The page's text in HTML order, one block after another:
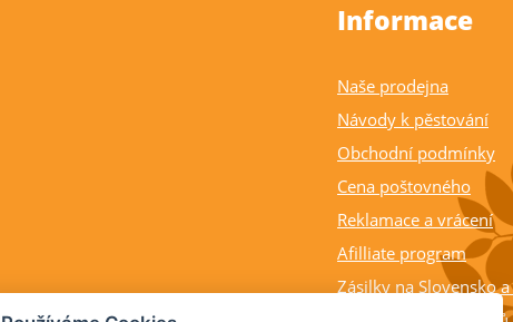
Informace
Naše prodejna
Návody k pěstování
Obchodní podmínky
Cena poštovného
Reklamace a vrácení
Afilliate program
Zásilky na Slovensko a